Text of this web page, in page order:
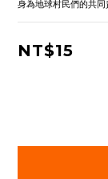
身為地球村民們的共同
NT$15